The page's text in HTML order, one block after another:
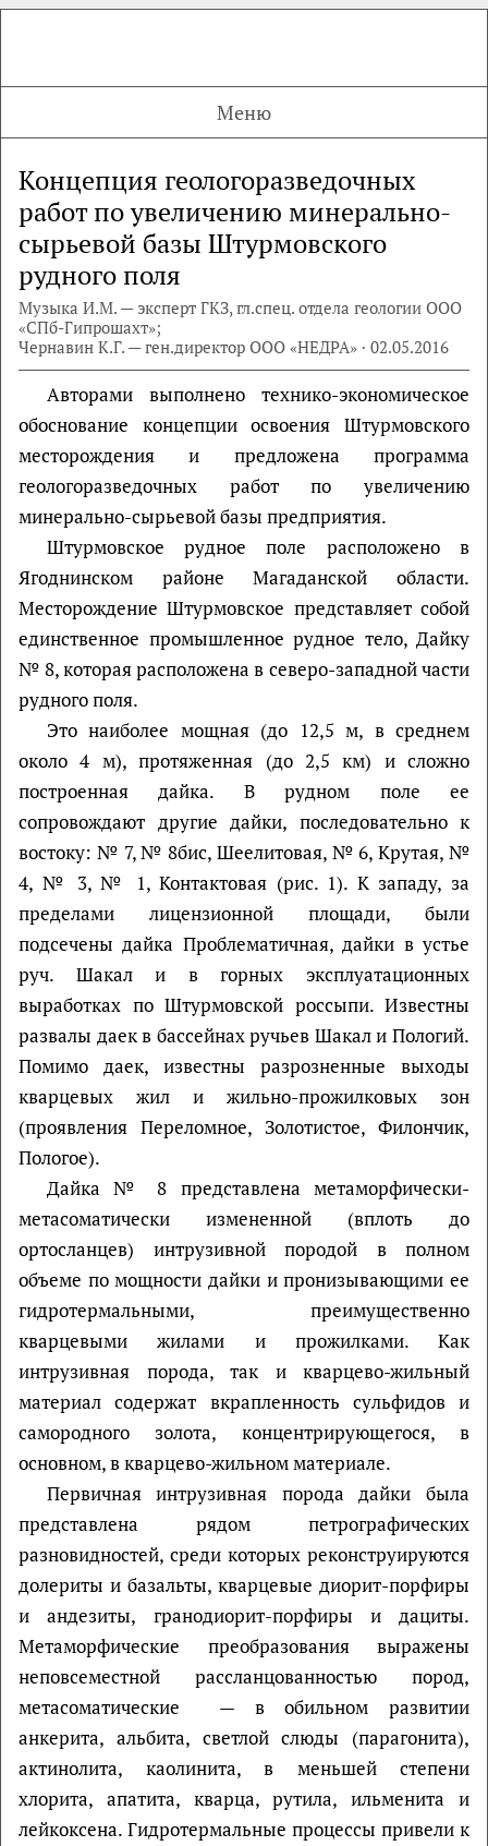
Меню
Концепция геологоразведочных
работ по увеличению минерально-
сырьевой базы Штурмовского
рудного поля
Музыка И.М. — эксперт ГКЗ, гл.спец. отдела геологии ООО
«СПб-Гипрошахт»;
Чернавин К.Г. — ген.директор ООО «НЕДРА» · 02.05.2016
Авторами выполнено технико-экономическое
обоснование концепции освоения Штурмовского
месторождения и предложена программа
геологоразведочных работ по увеличению
минерально-сырьевой базы предприятия.
Штурмовское рудное поле расположено в
Ягоднинском районе Магаданской области.
Месторождение Штурмовское представляет собой
единственное промышленное рудное тело, Дайку
№ 8, которая расположена в северо-западной части
рудного поля.
Это наиболее мощная (до 12,5 м, в среднем
около 4 м), протяженная (до 2,5 км) и сложно
построенная дайка. В рудном поле ее
сопровождают другие дайки, последовательно к
востоку: № 7, № 8бис, Шеелитовая, № 6, Крутая, №
4, № 3, № 1, Контактовая (рис. 1). К западу, за
пределами лицензионной площади, были
подсечены дайка Проблематичная, дайки в устье
руч. Шакал и в горных эксплуатационных
выработках по Штурмовской россыпи. Известны
развалы даек в бассейнах ручьев Шакал и Пологий.
Помимо даек, известны разрозненные выходы
кварцевых жил и жильно-прожилковых зон
(проявления Переломное, Золотистое, Филончик,
Пологое).
Дайка № 8 представлена метаморфически-
метасоматически измененной (вплоть до
ортосланцев) интрузивной породой в полном
объеме по мощности дайки и пронизывающими ее
гидротермальными, преимущественно
кварцевыми жилами и прожилками. Как
интрузивная порода, так и кварцево-жильный
материал содержат вкрапленность сульфидов и
самородного золота, концентрирующегося, в
основном, в кварцево-жильном материале.
Первичная интрузивная порода дайки была
представлена рядом петрографических
разновидностей, среди которых реконструируются
долериты и базальты, кварцевые диорит-порфиры
и андезиты, гранодиорит-порфиры и дациты.
Метаморфические преобразования выражены
неповсеместной рассланцованностью пород,
метасоматические — в обильном развитии
анкерита, альбита, светлой слюды (парагонита),
актинолита, каолинита, в меньшей степени
хлорита, апатита, кварца, рутила, ильменита и
лейкоксена. Гидротермальные процессы привели к